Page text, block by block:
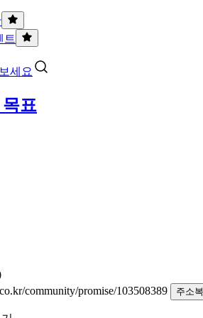
트
세요
표
community/promise/103508389
주소